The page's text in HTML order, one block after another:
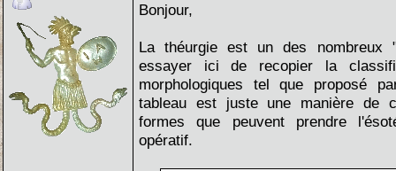
Bonjour,
La théurgie est un des nombreux
essayer ici de recopier la
morphologiques tel que proposé
tableau est juste une manière de
formes que peuvent prendre
opératif.